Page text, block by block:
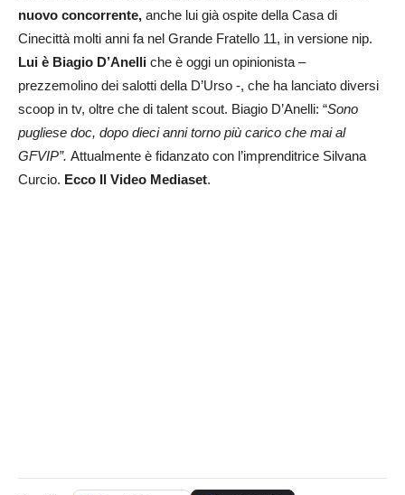
nuovo concorrente, anche lui già ospite della Casa di
Cinecittà molti anni fa nel Grande Fratello 11, in versione nip.
Lui è Biagio D’Anelli che è oggi un opinionista –
prezzemolino dei salotti della D’Urso -, che ha lanciato diversi
scoop in tv, oltre che di talent scout. Biagio D’Anelli: “Sono
pugliese doc, dopo dieci anni torno più carico che mai al
GFVIP”. Attualmente è fidanzato con l’imprenditrice Silvana
Curcio. Ecco Il Video Mediaset.